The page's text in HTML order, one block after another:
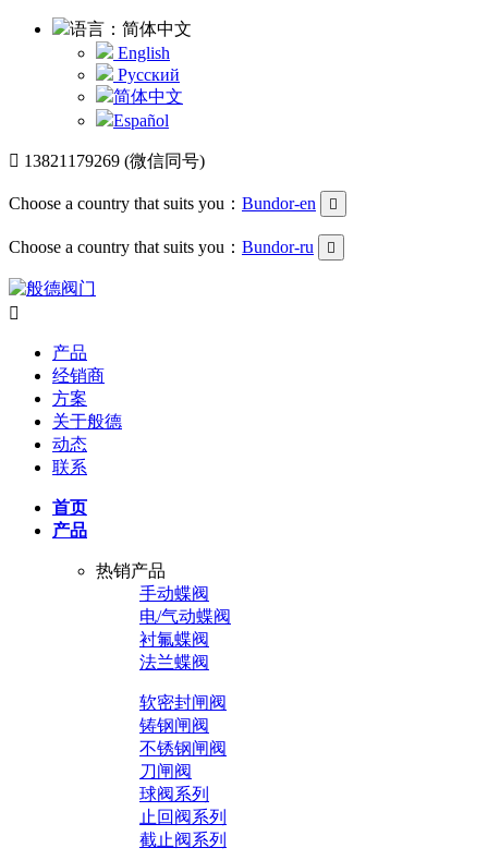
语言：简体中文
English
Русский
简体中文
Español
 13821179269 (微信同号)
Choose a country that suits you： Bundor-en 
Choose a country that suits you： Bundor-ru 

产品
经销商
方案
关于般德
动态
联系
首页
产品
热销产品
手动蝶阀
电/气动蝶阀
衬氟蝶阀
法兰蝶阀
软密封闸阀
铸钢闸阀
不锈钢闸阀
刀闸阀
球阀系列
止回阀系列
截止阀系列